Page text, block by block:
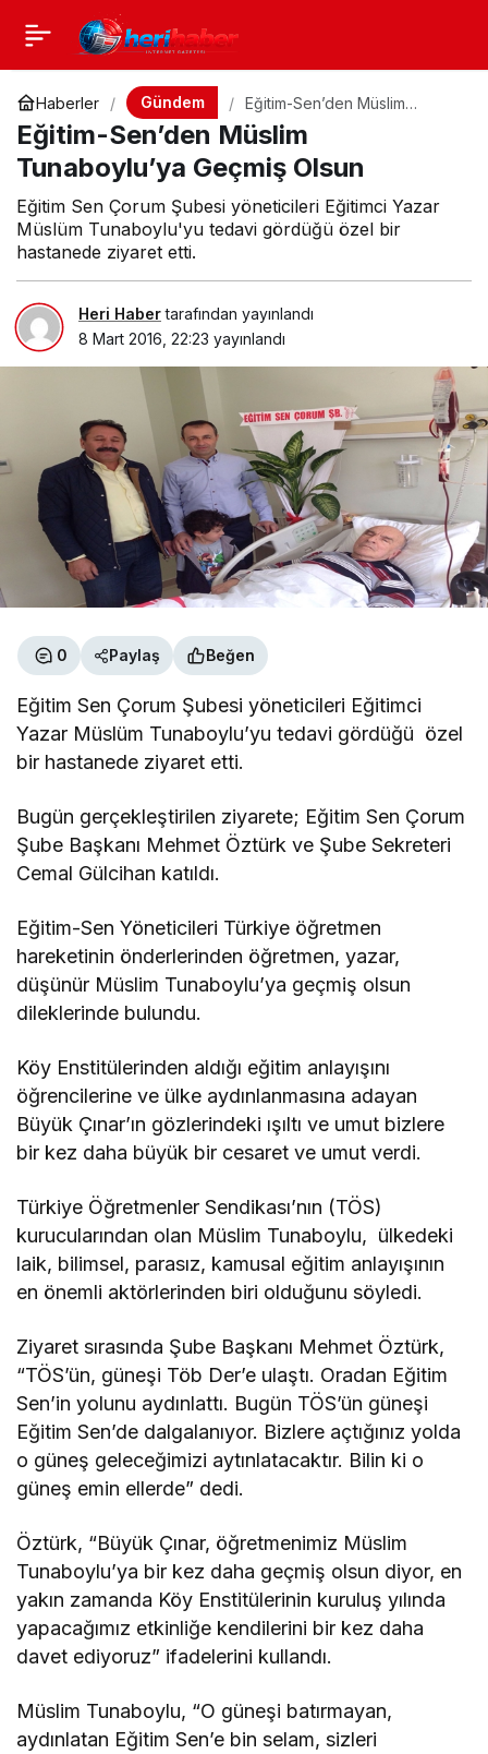
Haberler Gündem
Eğitim-Sen’den Müslim
Tunaboylu’ya Geçmiş Olsun
Eğitim-Sen’den Müslim
Tunaboylu’ya Geçmiş Olsun
Eğitim Sen Çorum Şubesi yöneticileri Eğitimci Yazar
Müslüm Tunaboylu'yu tedavi gördüğü özel bir
hastanede ziyaret etti.
Heri Habertarafından yayınlandı
8 Mart 2016, 22:23 yayınlandı
0 Paylaş Beğen
Eğitim Sen Çorum Şubesi yöneticileri Eğitimci
Yazar Müslüm Tunaboylu’yu tedavi gördüğü özel
bir hastanede ziyaret etti.
Bugün gerçekleştirilen ziyarete; Eğitim Sen Çorum
Şube Başkanı Mehmet Öztürk ve Şube Sekreteri
Cemal Gülcihan katıldı.
Eğitim-Sen Yöneticileri Türkiye öğretmen
hareketinin önderlerinden öğretmen, yazar,
düşünür Müslim Tunaboylu’ya geçmiş olsun
dileklerinde bulundu.
Köy Enstitülerinden aldığı eğitim anlayışını
öğrencilerine ve ülke aydınlanmasına adayan
Büyük Çınar’ın gözlerindeki ışıltı ve umut bizlere
bir kez daha büyük bir cesaret ve umut verdi.
Türkiye Öğretmenler Sendikası’nın (TÖS)
kurucularından olan Müslim Tunaboylu, ülkedeki
laik, bilimsel, parasız, kamusal eğitim anlayışının
en önemli aktörlerinden biri olduğunu söyledi.
Ziyaret sırasında Şube Başkanı Mehmet Öztürk,
“TÖS’ün, güneşi Töb Der’e ulaştı. Oradan Eğitim
Sen’in yolunu aydınlattı. Bugün TÖS’ün güneşi
Eğitim Sen’de dalgalanıyor. Bizlere açtığınız yolda
o güneş geleceğimizi aytınlatacaktır. Bilin ki o
güneş emin ellerde” dedi.
Öztürk, “Büyük Çınar, öğretmenimiz Müslim
Tunaboylu’ya bir kez daha geçmiş olsun diyor, en
yakın zamanda Köy Enstitülerinin kuruluş yılında
yapacağımız etkinliğe kendilerini bir kez daha
davet ediyoruz” ifadelerini kullandı.
Müslim Tunaboylu, “O güneşi batırmayan,
aydınlatan Eğitim Sen’e bin selam, sizleri